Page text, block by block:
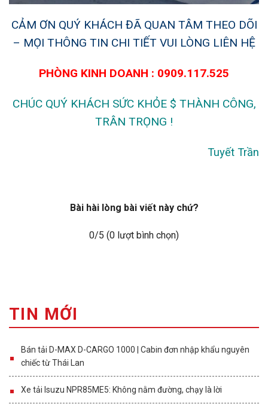
CẢM ƠN QUÝ KHÁCH ĐÃ QUAN TÂM THEO DÕI
– MỌI THÔNG TIN CHI TIẾT VUI LÒNG LIÊN HỆ
PHÒNG KINH DOANH : 0909.117.525
CHÚC QUÝ KHÁCH SỨC KHỎE $ THÀNH CÔNG,
TRÂN TRỌNG !
Tuyết Trần
Bài hài lòng bài viết này chứ?
0/5 (0 lượt bình chọn)
TIN MỚI
Bán tải D-MAX D-CARGO 1000 | Cabin đơn nhập khẩu nguyên
chiếc từ Thái Lan
Xe tải Isuzu NPR85ME5: Không nằm đường, chạy là lời